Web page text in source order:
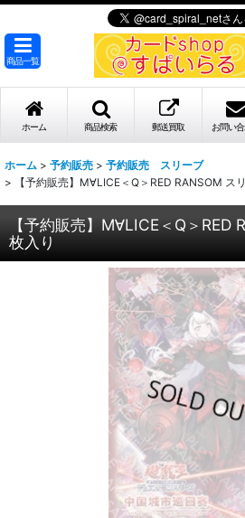
商品一覧
ホーム 商品検索 郵送買取 お問い
ホーム > 予約販売 > 予約販売 スリーブ
>
【予約販売】M∀LICE＜Q＞RED RANSOM ス
【予約販売】M∀LICE＜Q＞RED
枚入り